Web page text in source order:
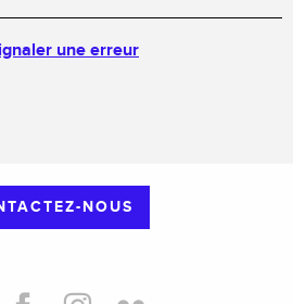
une erreur
NOUS